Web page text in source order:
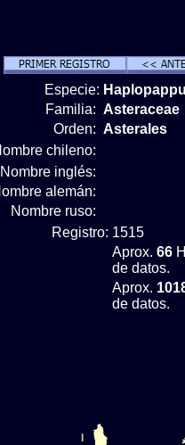
Especie:
Familia: Asteraceae
Orden: Asterales
chileno:
Nombre inglés:
alemán:
Nombre ruso:
Registro: 1515
Aprox. 66
de datos.
Aprox.
de datos.